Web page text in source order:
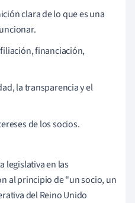
clara de lo que es una
financiación,
la transparencia y el
de los socios.
legislativa en las
al principio de "un socio, un
del Reino Unido